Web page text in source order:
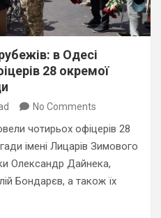
в Одесі
28 окремої
No Comments
чотирьох офіцерів 28
імені Лицарів Зимового
Олександр Дайнека,
Бондарєв, а також їх